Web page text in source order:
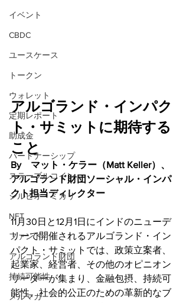
イベント
CBDC
ユースケース
トークン
ウォレット
定期レポート
助成金
パートナーシップ
ステーブルコイン
シルビオ・ミカリ
NFT
ファンド
アルゴランド財団
持続可能性
メルマガ
アルゴランド・インパク
ト・サミットに期待する
こと
By　マット・ケラー（Matt Keller）、
アルゴランド財団ソーシャル・インパ
クト担当ディレクター
11月30日と12月1日にインドのニューデ
リーで開催されるアルゴランド・イン
パクト・サミットでは、政策立案者、
起業家、経営者、その他のオピニオン
リーダーが集まり、金融包摂、持続可
能性、社会的公正のための革新的なブ